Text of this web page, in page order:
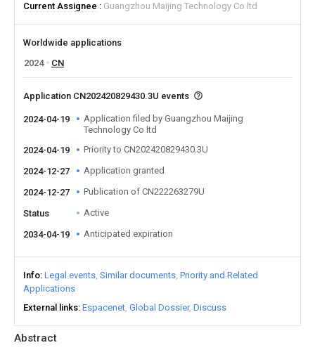
Abstract
Current Assignee
Guangzhou Maijing Technology Co ltd
Worldwide applications
2024
CN
Application CN202420829430.3U events
2024-04-19
Application filed by Guangzhou Maijing
Technology Co ltd
2024-04-19
Priority to CN202420829430.3U
2024-12-27 Application granted
2024-12-27 Publication of CN222263279U
Status Active
2034-04-19 Anticipated expiration
Info Legal events Similar documents Priority and Related
Applications
External links Espacenet Global Dossier Discuss